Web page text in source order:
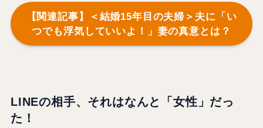
【関連記事】＜結婚15年目の夫婦＞夫に「い
つでも浮気していいよ！」妻の真意とは？
LINEの相手、それはなんと「女性」だっ
た！